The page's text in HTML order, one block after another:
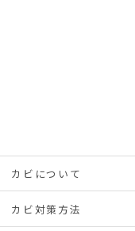
カビについて
カビ対策方法